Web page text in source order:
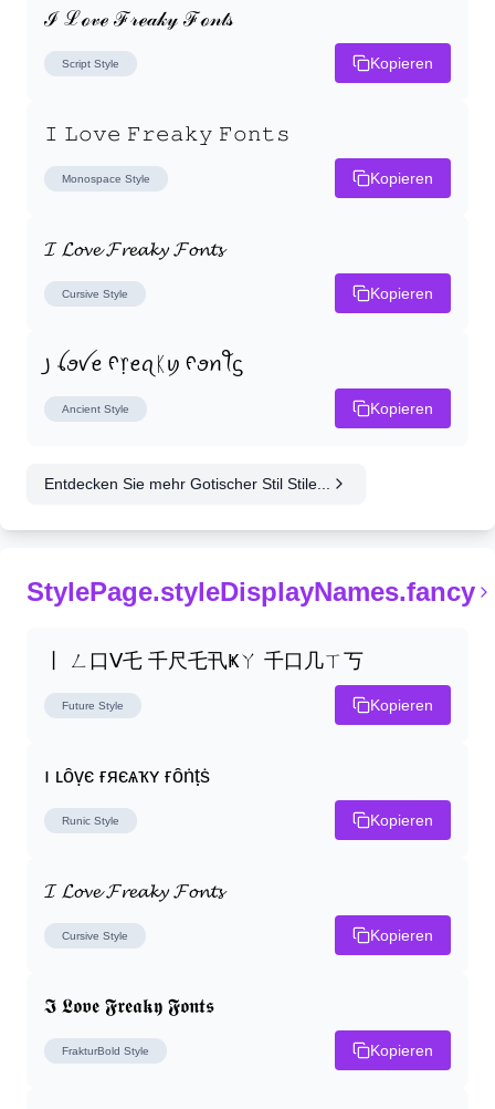
ℐ ℒℴ𝓋ℯ ℱ𝓇ℯ𝒶𝓀𝓎 ℱℴ𝓃𝓉𝓈
Script Style Kopieren
𝙸 𝙻𝚘𝚟𝚎 𝙵𝚛𝚎𝚊𝚔𝚢 𝙵𝚘𝚗𝚝𝚜
Monospace Style Kopieren
𝓘 𝓛𝓸𝓿𝓮 𝓕𝓻𝓮𝓪𝓴𝔂 𝓕𝓸𝓷𝓽𝓼
Cursive Style Kopieren
꠸ ꪶꪮꪜꫀ ᠻ᥅ꫀꪖᛕꪗ ᠻꪮꪀꪻᦓ
Ancient Style Kopieren
Entdecken Sie mehr Gotischer Stil Stile...
StylePage.styleDisplayNames.fancy
丨 ㄥ口ᐯ乇 千尺乇卂Ҝㄚ 千口几ㄒ丂
Future Style Kopieren
ı ʟȏṿє ғяєѧҡʏ ғȏṅṭṡ
Runic Style Kopieren
𝓘 𝓛𝓸𝓿𝓮 𝓕𝓻𝓮𝓪𝓴𝔂 𝓕𝓸𝓷𝓽𝓼
Cursive Style Kopieren
𝕴 𝕷𝖔𝖛𝖊 𝕱𝖗𝖊𝖆𝖐𝖞 𝕱𝖔𝖓𝖙𝖘
FrakturBold Style Kopieren